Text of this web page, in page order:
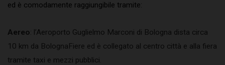
ed è comodamente raggiungibile tramite:
Aereo: l’Aeroporto Guglielmo Marconi di Bologna dista circa
10 km da BolognaFiere ed è collegato al centro città e alla fiera
tramite taxi e mezzi pubblici.